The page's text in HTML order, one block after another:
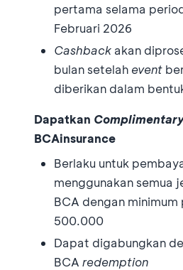
pertama selama
Februari 2026
Cashback akan
bulan setelah event
diberikan dalam
Dapatkan
BCAinsurance
Berlaku untuk
menggunakan semua
BCA dengan minimum
500.000
Dapat digabungkan
BCA redemption